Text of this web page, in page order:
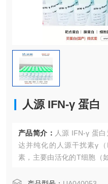
人源 IFN-γ 蛋白
产品简介： 人源 IFN-γ 蛋
达并纯化的人源干扰素γ
素，主要由活化的T细胞（
子，通过激活JAK-STAT信